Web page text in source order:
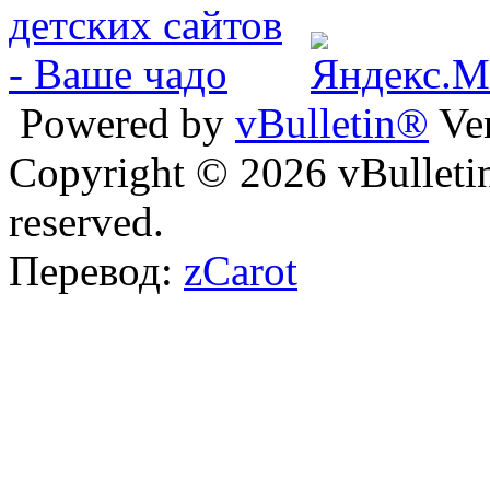
Powered by vBulletin®
Copyright © 2026
reserved.
Перевод: zCarot